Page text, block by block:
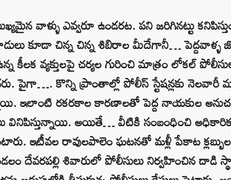
వాళ్ళు ఎవ్వరూ ఉండరట. పని జరిగినట్టు
కూడా చిన్న చిన్న శిబిరాల మీదేగానీ… పెద్దవాళ్ళ
వ్యక్తులపై చర్యల గురించి మాత్రం లోకల్‌
పైగా…. కొన్ని ప్రాంతాల్లో పోలీస్ స్టేషన్లకు నెలవారీ
ఇలాంటి రకరకాల కారణాలతో పెద్ద నాయకుల
వినిపిస్తున్నాయి. అయితే… వీటికి సంబంధించి
ఇటీవల రావులపాలెం ఘటనతో మళ్లీ పేకాట
దేవరపల్లి శివారులో పోలీసులు నిర్వహించిన దాడి